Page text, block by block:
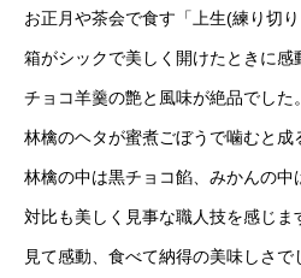
お正月や茶会で食す「上生(練り切り
箱がシックで美しく開けたときに感
チョコ羊羹の艶と風味が絶品でした。
林檎のヘタが蜜煮ごぼうで噛むと成
林檎の中は黒チョコ餡、みかんの中
対比も美しく見事な職人技を感じま
見て感動、食べて納得の美味しさで